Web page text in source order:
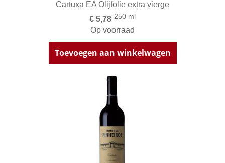
Cartuxa EA Olijfolie extra vierge
€ 5,78 250 ml
Op voorraad
Toevoegen aan winkelwagen